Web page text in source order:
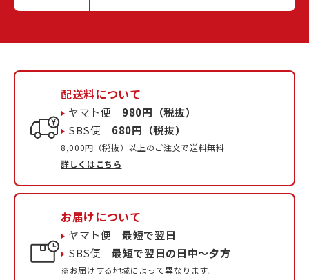
配送料について
ヤマト便 980円（税抜）
SBS便 680円（税抜）
8,000円（税抜）以上のご注文で送料無料
詳しくはこちら
お届けについて
ヤマト便最短で翌日
SBS便最短で翌日の日中〜夕方
※お届けする地域によって異なります。